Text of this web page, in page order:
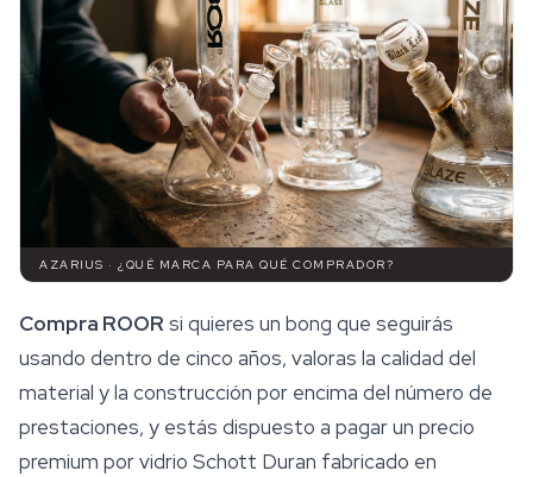
AZARIUS · ¿QUÉ MARCA PARA QUÉ COMPRADOR?
Compra ROOR si quieres un bong que seguirás
usando dentro de cinco años, valoras la calidad del
material y la construcción por encima del número de
prestaciones, y estás dispuesto a pagar un precio
premium por vidrio Schott Duran fabricado en